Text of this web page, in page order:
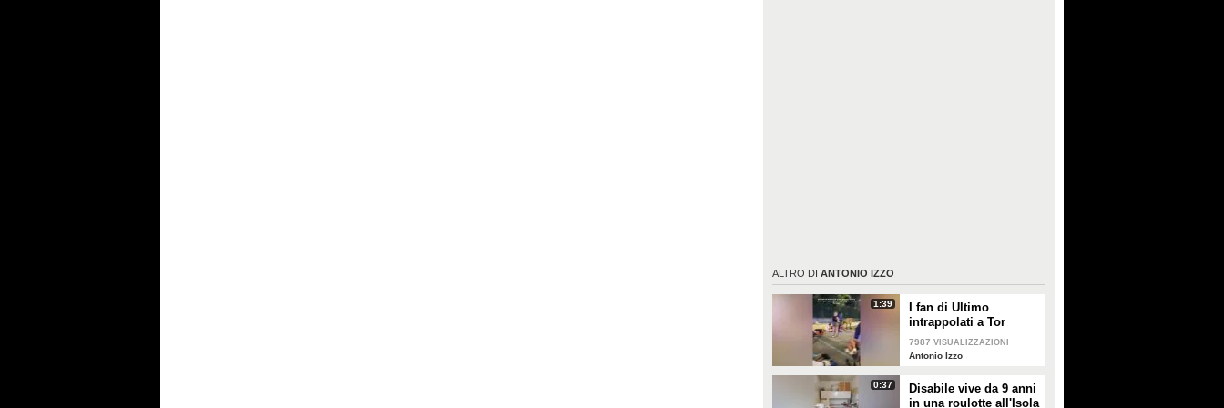
ALTRO DI ANTONIO IZZO
1:39
I fan di Ultimo
intrappolati a Tor
Vergata: l'odissea di
chi è tornato dal
7987 VISUALIZZAZIONI
Antonio Izzo
0:37
Disabile vive da 9 anni
in una roulotte all'Isola